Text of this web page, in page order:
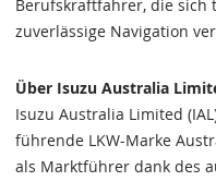
Berufskraftfahrer, die sich
zuverlässige Navigation
Über Isuzu Australia
Isuzu Australia Limited
führende LKW-Marke
als Marktführer dank des